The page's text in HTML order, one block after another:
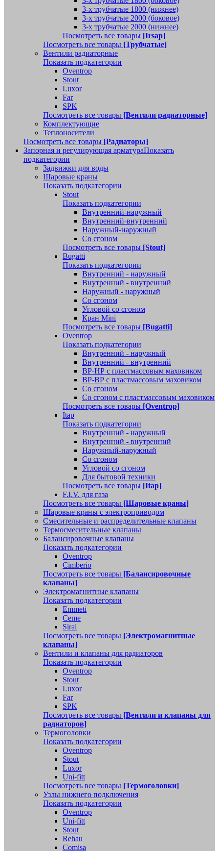
3-х трубчатые 1800 (нижнее)
3-х трубчатые 2000 (боковое)
3-х трубчатые 2000 (нижнее)
Посмотреть все товары [Irsap]
Посмотреть все товары [Трубчатые]
Вентили радиаторные
Показать подкатегории
Oventrop
Stout
Luxor
Far
SPK
Посмотреть все товары [Вентили радиаторные]
Комплектующие
Теплоносители
Посмотреть все товары [Радиаторы]
Запорная и регулирующая арматураПоказать
подкатегории
Задвижки для воды
Шаровые краны
Показать подкатегории
Stout
Показать подкатегории
Внутренний-наружный
Внутренний-внутренний
Наружный-наружный
Со сгоном
Посмотреть все товары [Stout]
Bugatti
Показать подкатегории
Внутренний - наружный
Внутренний - внутренний
Наружный - наружный
Со сгоном
Угловой со сгоном
Кран Mini
Посмотреть все товары [Bugatti]
Oventrop
Показать подкатегории
Внутренний - наружный
Внутренний - внутренний
ВР-НР с пластмассовым маховиком
ВР-ВР с пластмассовым маховиком
Со сгоном
Со сгоном с пластмассовым маховиком
Посмотреть все товары [Oventrop]
Itap
Показать подкатегории
Внутренний - наружный
Внутренний - внутренний
Наружный-наружный
Со сгоном
Угловой со сгоном
Для бытовой техники
Посмотреть все товары [Itap]
F.I.V. для газа
Посмотреть все товары [Шаровые краны]
Шаровые краны с электроприводом
Смесительные и распределительные клапаны
Термосмесительные клапаны
Балансировочные клапаны
Показать подкатегории
Oventrop
Cimberio
Посмотреть все товары [Балансировочные
клапаны]
Электромагнитные клапаны
Показать подкатегории
Emmeti
Ceme
Sirai
Посмотреть все товары [Электромагнитные
клапаны]
Вентили и клапаны для радиаторов
Показать подкатегории
Oventrop
Stout
Luxor
Far
SPK
Посмотреть все товары [Вентили и клапаны для
радиаторов]
Термоголовки
Показать подкатегории
Oventrop
Stout
Luxor
Uni-fitt
Посмотреть все товары [Термоголовки]
Узлы нижнего подключения
Показать подкатегории
Oventrop
Uni-fitt
Stout
Rehau
Comisa